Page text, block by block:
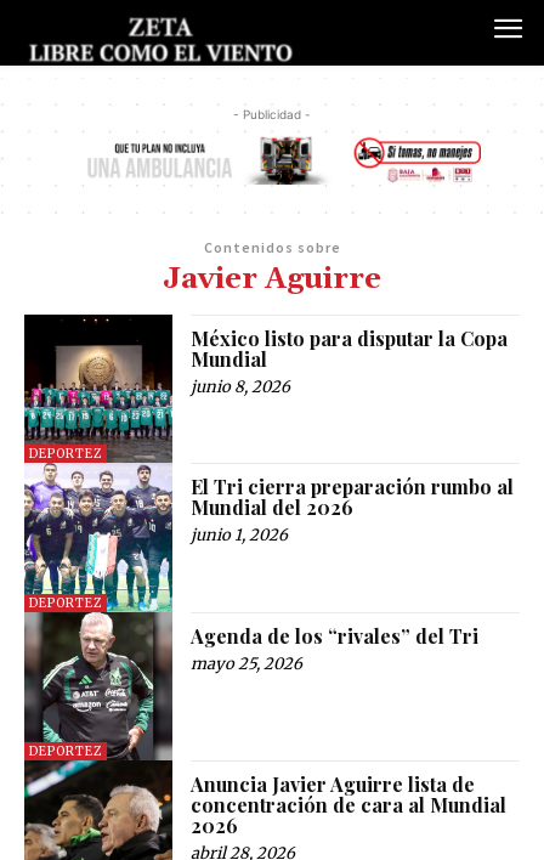
- Publicidad -
Contenidos sobre
Javier Aguirre
DEPORTEZ
México listo para disputar la Copa
Mundial
junio 8, 2026
DEPORTEZ
El Tri cierra preparación rumbo al
Mundial del 2026
junio 1, 2026
DEPORTEZ
Agenda de los “rivales” del Tri
mayo 25, 2026
Anuncia Javier Aguirre lista de
concentración de cara al Mundial
2026
abril 28, 2026